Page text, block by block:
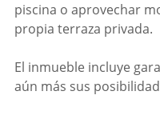
piscina o aprovechar
propia terraza privada.
El inmueble incluye
aún más sus